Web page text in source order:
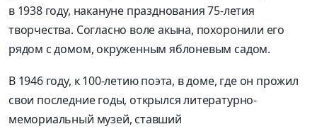
в 1938 году, накануне празднования 75-летия
творчества. Согласно воле акына, похоронили его
рядом с домом, окруженным яблоневым садом.
В 1946 году, к 100-летию поэта, в доме, где он прожил
свои последние годы, открылся литературно-
мемориальный музей, ставший